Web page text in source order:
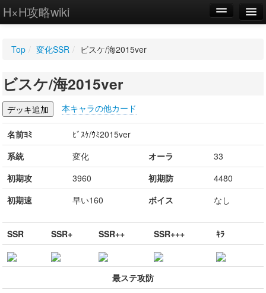
H×H攻略wiki
WIKI
設定
Top / 変化SSR / ビスケ/海2015ver
ビスケ/海2015ver
本キャラの他カード
名前ﾖﾐ
ﾋﾞｽｹ/ｳﾐ2015ver
系統
変化 オーラ
33
初期攻
3960 初期防
4480
初期速
早い160 ボイス なし
SSR SSR+ SSR++ SSR+++ ｷﾗ
最ステ攻防